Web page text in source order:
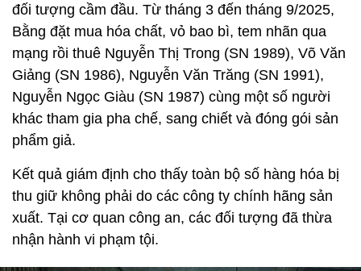
đối tượng cầm đầu. Từ tháng 3 đến tháng 9/2025,
Bằng đặt mua hóa chất, vỏ bao bì, tem nhãn qua
mạng rồi thuê Nguyễn Thị Trong (SN 1989), Võ Văn
Giảng (SN 1986), Nguyễn Văn Trăng (SN 1991),
Nguyễn Ngọc Giàu (SN 1987) cùng một số người
khác tham gia pha chế, sang chiết và đóng gói sản
phẩm giả.
Kết quả giám định cho thấy toàn bộ số hàng hóa bị
thu giữ không phải do các công ty chính hãng sản
xuất. Tại cơ quan công an, các đối tượng đã thừa
nhận hành vi phạm tội.